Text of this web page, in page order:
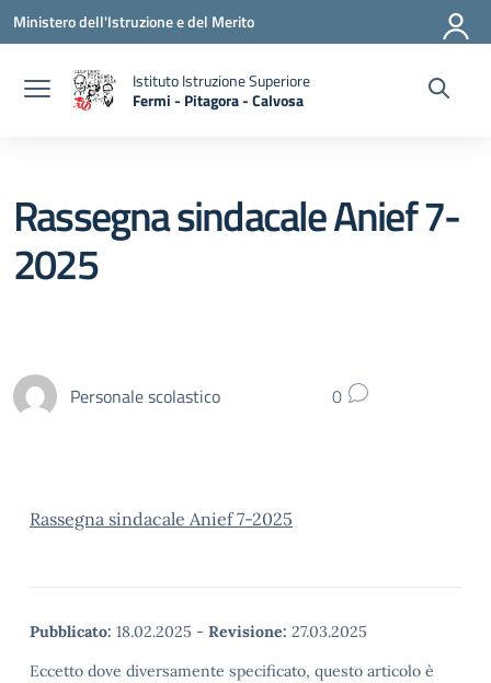
Vai ai contenuti
Vai al menu di navigazione
Vai al footer
Ministero dell'Istruzione e del Merito
Istituto Istruzione Superiore
Fermi - Pitagora - Calvosa
— Visita la pagina iniziale della scuola
Rassegna sindacale Anief 7-
2025
Personale scolastico 0
Rassegna sindacale Anief 7-2025
Pubblicato: 18.02.2025 - Revisione: 27.03.2025
Eccetto dove diversamente specificato, questo articolo è